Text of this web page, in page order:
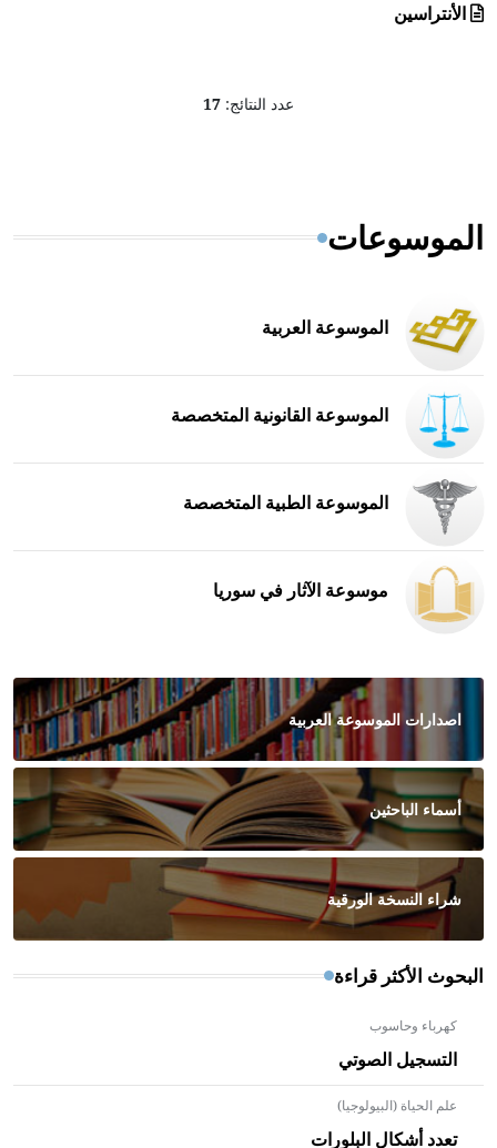
الأنتراسين
عدد النتائج: 17
الموسوعات
الموسوعة العربية
الموسوعة القانونية المتخصصة
الموسوعة الطبية المتخصصة
موسوعة الآثار في سوريا
اصدارات الموسوعة العربية
أسماء الباحثين
شراء النسخة الورقية
البحوث الأكثر قراءة
كهرباء وحاسوب
التسجيل الصوتي
علم الحياة (البيولوجيا)
تعدد أشكال البلورات